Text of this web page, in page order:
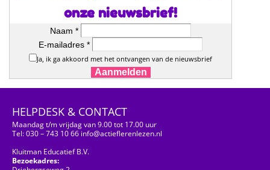
onze nieuwsbrief!
Naam *
E-mailadres *
Ja, ik ga akkoord met het ontvangen van de nieuwsbrief
Aanmelden
HELPDESK & CONTACT
Maandag t/m vrijdag van 9.00 tot 17.00 uur
Tel: 030 – 743 10 66 info@actieflerenlezen.nl
Kluitman Educatief B.V.
Bezoekadres: